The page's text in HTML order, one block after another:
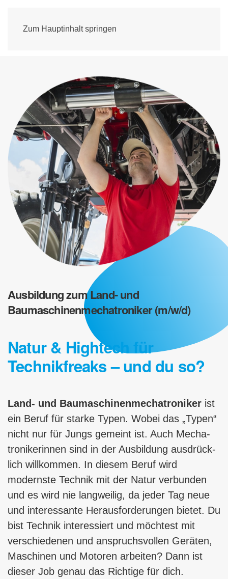
Zum Hauptinhalt springen
Ausbildung zum Land- und
Baumaschinenmechatroniker (m/w/d)
Natur & Hightech für
Technikfreaks – und du so?
Land- und Baumaschinenmechatroniker ist
ein Beruf für starke Typen. Wobei das „Typen“
nicht nur für Jungs gemeint ist. Auch Mecha­
tronikerinnen sind in der Ausbildung aus­drück­
lich willkommen. In diesem Beruf wird
modernste Technik mit der Natur verbunden
und es wird nie langweilig, da jeder Tag neue
und interessante Herausforderungen bietet. Du
bist Technik interessiert und möchtest mit
verschiedenen und anspruchsvollen Geräten,
Maschinen und Motoren arbeiten? Dann ist
dieser Job genau das Richtige für dich.